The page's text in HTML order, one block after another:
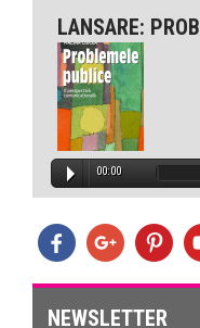
LANSARE:
00:00
NEWSLETTER